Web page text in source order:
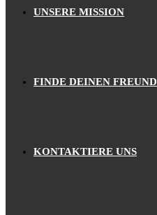
UNSERE MISSION
FINDE DEINEN FREUND
KONTAKTIERE UNS